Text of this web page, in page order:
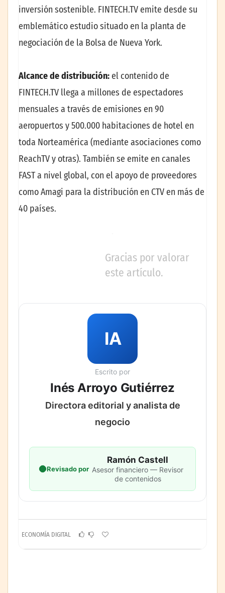
inversión sostenible. FINTECH.TV emite desde su
emblemático estudio situado en la planta de
negociación de la Bolsa de Nueva York.
Alcance de distribución: el contenido de
FINTECH.TV llega a millones de espectadores
mensuales a través de emisiones en 90
aeropuertos y 500.000 habitaciones de hotel en
toda Norteamérica (mediante asociaciones como
ReachTV y otras). También se emite en canales
FAST a nivel global, con el apoyo de proveedores
como Amagi para la distribución en CTV en más de
40 países.
Gracias por valorar
este artículo.
IA
Escrito por
Inés Arroyo Gutiérrez
Directora editorial y analista de
negocio
Revisado por
Ramón Castell
Asesor financiero — Revisor
de contenidos
ECONOMÍA DIGITAL